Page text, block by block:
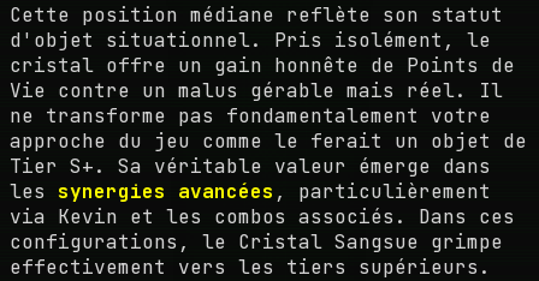
Cette position médiane reflète son statut
d'objet situationnel. Pris isolément, le
cristal offre un gain honnête de Points de
Vie contre un malus gérable mais réel. Il
ne transforme pas fondamentalement votre
approche du jeu comme le ferait un objet de
Tier S+. Sa véritable valeur émerge dans
les synergies avancées , particulièrement
via Kevin et les combos associés. Dans ces
configurations, le Cristal Sangsue grimpe
effectivement vers les tiers supérieurs.